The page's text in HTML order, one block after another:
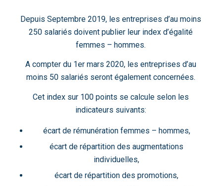
Depuis Septembre 2019, les entreprises d’au moins
250 salariés doivent publier leur index d’égalité
femmes – hommes.
A compter du 1er mars 2020, les entreprises d’au
moins 50 salariés seront également concernées.
Cet index sur 100 points se calcule selon les
indicateurs suivants:
écart de rémunération femmes – hommes,
écart de répartition des augmentations
individuelles,
écart de répartition des promotions,